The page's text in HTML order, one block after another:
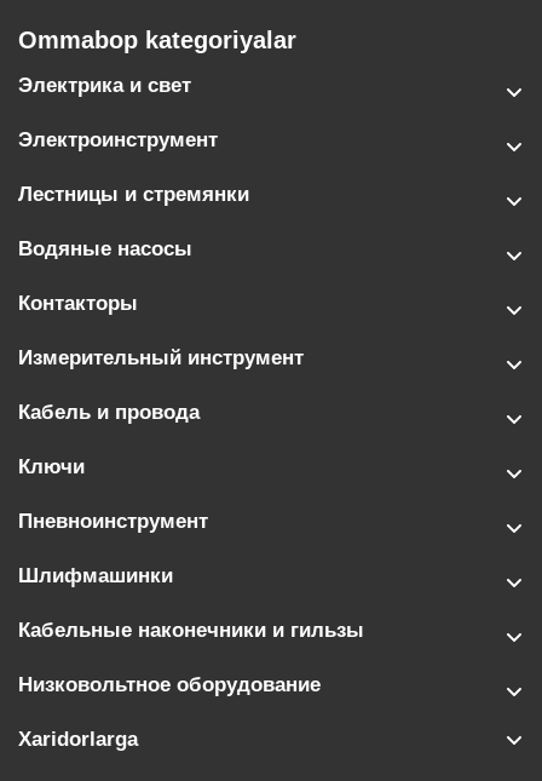
Ommabop kategoriyalar
Электрика и свет
Электроинструмент
Лестницы и стремянки
Водяные насосы
Контакторы
Измерительный инструмент
Кабель и провода
Ключи
Пневноинструмент
Шлифмашинки
Кабельные наконечники и гильзы
Низковольтное оборудование
Xaridorlarga